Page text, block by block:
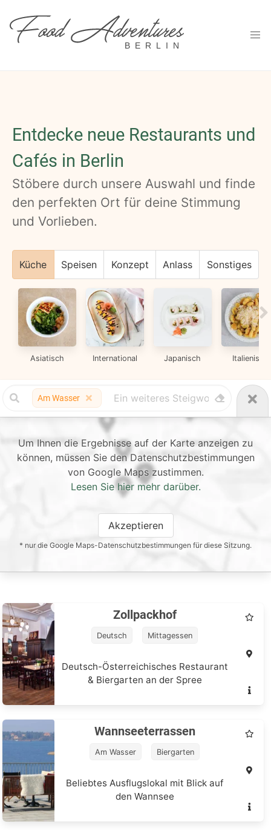
BERLIN
Entdecke neue Restaurants und
Cafés in Berlin
Stöbere durch unsere Auswahl und finde
den perfekten Ort für deine Stimmung
und Vorlieben.
Küche Speisen Konzept Anlass Sonstiges
Asiatisch International Japanisch Italienisch
Am Wasser
Um Ihnen die Ergebnisse auf der Karte anzeigen zu
können, müssen Sie den Datenschutzbestimmungen
von Google Maps zustimmen.
Lesen Sie hier mehr darüber.
Akzeptieren
* nur die Google Maps-Datenschutzbestimmungen für diese Sitzung.
Zollpackhof
Deutsch
Mittagessen
Deutsch-Österreichisches Restaurant
& Biergarten an der Spree
Wannseeterrassen
Am Wasser
Biergarten
Beliebtes Ausflugslokal mit Blick auf
den Wannsee